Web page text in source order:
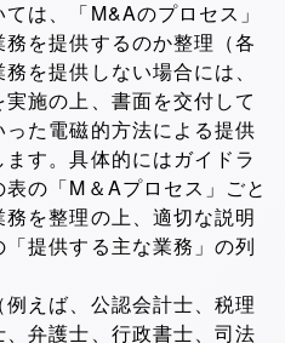
は、「M&Aのプロセス」
を提供するのか整理（各
を提供しない場合には、
施の上、書面を交付して
った電磁的方法による提供
す。具体的にはガイドラ
の「M＆Aプロセス」ごと
を整理の上、適切な説明
提供する主な業務」の列
えば、公認会計士、税理
弁護士、行政書士、司法